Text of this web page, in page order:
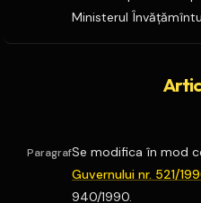
Ministerul
ParagrafSe modifica în mod
Guvernului nr. 521/
940/1990.